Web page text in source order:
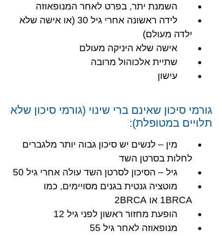
השמנת יתר, בפרט לאחר המנופאוזה
לידה ראשונה אחרי גיל 30 (או אישה שלא
ילדה מעולם)
אישה שלא היניקה מעולם
שתיית אלכוהול מרובה
עישון
גורמי סיכון שאינם ברי שינוי (גורמי סיכון שלא
תלויים במטופלת):
מין – לנשים יש סיכון גבוה יותר מלגברים
לחלות בסרטן השד
גיל – הסיכון לסרטן השד עולה אחרי גיל 50
מוטציה גנטית בגנים מסויימים, כמו
1BRCA או 2BRCA
הופעת מחזור ראשון לפני גיל 12
מנופאוזה לאחר גיל 55